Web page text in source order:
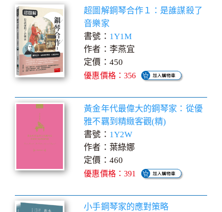
超圖解鋼琴合作１：是誰謀殺了
音樂家
書號： 1Y1M
作者：李燕宜
定價：450
優惠價格：356
黃金年代最偉大的鋼琴家：從優
雅不羈到精緻客觀(精)
書號： 1Y2W
作者：葉綠娜
定價：460
優惠價格：391
小手鋼琴家的應對策略